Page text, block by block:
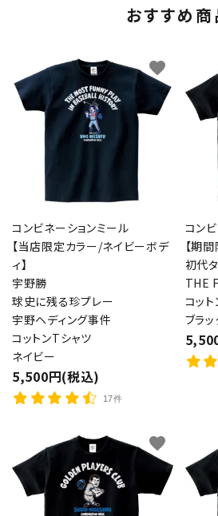
おすすめ商
コンビネーションミール
【当店限定カラー/ネイビーボデ
ィ】
宇野勝
球史に残る珍プレー
宇野ヘディング事件
コットンTシャツ
ネイビー
5,500円(税込)
17件
favorite
コン
【期
初代
THE
コッ
ブラッ
favorite